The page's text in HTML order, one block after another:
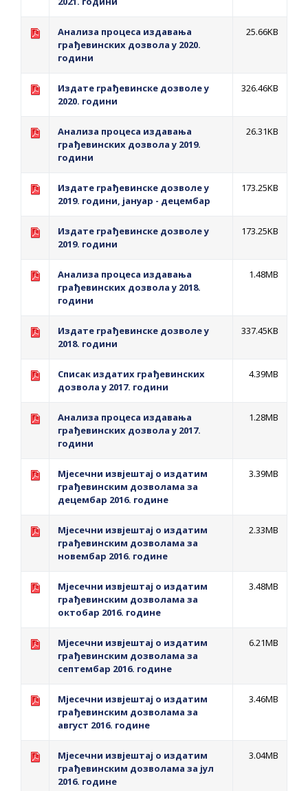
Анализа процеса издавања
грађевинских дозвола у 2020.
години
25.66KB
Издате грађевинске дозволе у
2020. години
326.46KB
Анализа процеса издавања
грађевинских дозвола у 2019.
години
26.31KB
Издате грађевинске дозволе у
2019. години, јануар - децембар
173.25KB
Издате грађевинске дозволе у
2019. години
173.25KB
Анализа процеса издавања
грађевинских дозвола у 2018.
години
1.48MB
Издате грађевинске дозволе у
2018. години
337.45KB
Списак издатих грађевинских
дозвола у 2017. години
4.39MB
Анализа процеса издавања
грађевинских дозвола у 2017.
години
1.28MB
Мјесечни извјештај о издатим
грађевинским дозволама за
децембар 2016. године
3.39MB
Мјесечни извјештај о издатим
грађевинским дозволама за
новембар 2016. године
2.33MB
Мјесечни извјештај о издатим
грађевинским дозволама за
октобар 2016. године
3.48MB
Мјесечни извјештај о издатим
грађевинским дозволама за
септембар 2016. године
6.21MB
Мјесечни извјештај о издатим
грађевинским дозволама за
август 2016. године
3.46MB
Мјесечни извјештај о издатим
грађевинским дозволама за јул
2016. године
3.04MB